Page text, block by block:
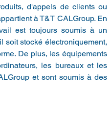
d'appels de clients ou
à T&T CALGroup. En
est toujours soumis à un
soit stocké électroniquement,
De plus, les équipements
les bureaux et les
et sont soumis à des